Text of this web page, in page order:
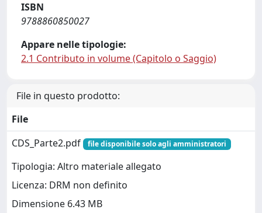
ISBN
9788860850027
Appare nelle tipologie:
2.1 Contributo in volume (Capitolo o Saggio)
File in questo prodotto:
File
CDS_Parte2.pdf
file disponibile solo agli amministratori
Tipologia: Altro materiale allegato
Licenza: DRM non definito
Dimensione 6.43 MB